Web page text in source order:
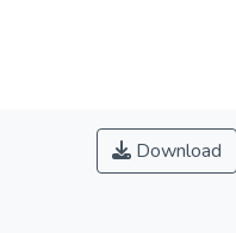
Download